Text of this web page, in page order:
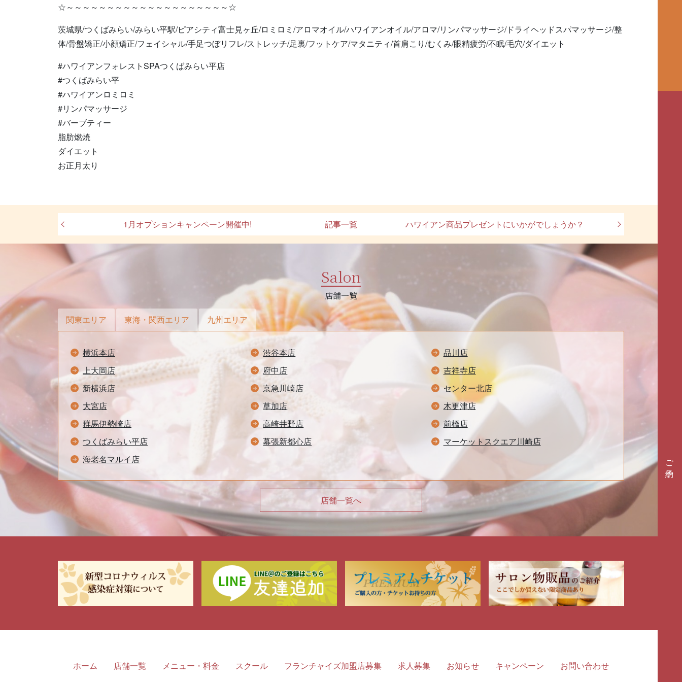
ご予約
☆～～～～～～～～～～～～～～～～～～～～☆
茨城県/つくばみらい/みらい平駅/ピアシティ富士見ヶ丘/ロミロミ/アロマオイル/ハワイアンオイル/アロマ/リンパマッサージ/ドライヘッドスパマッサージ/整
体/骨盤矯正/小顔矯正/フェイシャル/手足つぼリフレ/ストレッチ/足裏/フットケア/マタニティ/首肩こり/むくみ/眼精疲労/不眠/毛穴/ダイエット
#ハワイアンフォレストSPAつくばみらい平店
#つくばみらい平
#ハワイアンロミロミ
#リンパマッサージ
#バーブティー
脂肪燃焼
ダイエット
お正月太り
1月オプションキャンペーン開催中! 記事一覧 ハワイアン商品プレゼントにいかがでしょうか？
Salon
店舗一覧
関東エリア 東海・関西エリア 九州エリア
横浜本店 渋谷本店
品川店
上大岡店
府中店
吉祥寺店
新横浜店
京急川崎店
センター北店
大宮店
草加店
木更津店
群馬伊勢崎店
高崎井野店
前橋店
つくばみらい平店
幕張新都心店
マーケットスクエア川崎店
海老名マルイ店
店舗一覧へ
ホーム 店舗一覧 メニュー・料金 スクール フランチャイズ加盟店募集 求人募集 お知らせ キャンペーン お問い合わせ